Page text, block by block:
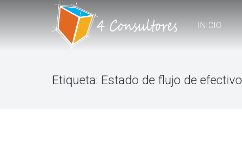
INICIO
Etiqueta: Estado de flujo de efectivo